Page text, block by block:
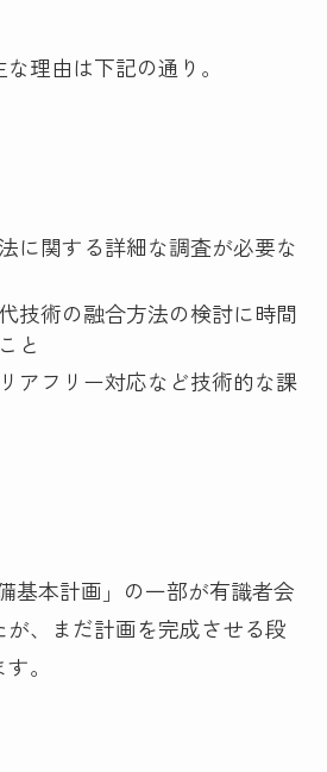
理由は下記の通り。
に関する詳細な調査が必要な
技術の融合方法の検討に時間
と
アフリー対応など技術的な課
基本計画」の一部が有識者会
、まだ計画を完成させる段
。